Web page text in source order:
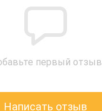
первый отзыв
Написать отзыв